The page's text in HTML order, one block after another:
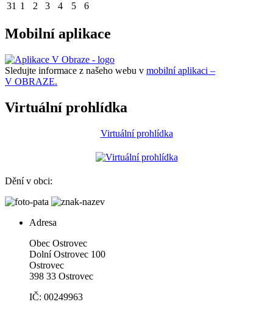
31 1 2 3 4 5 6
Mobilní aplikace
Sledujte informace z našeho webu v mobilní aplikaci –
V OBRAZE.
Virtuální prohlídka
Virtuální prohlídka
Dění v obci:
Adresa
Obec Ostrovec
Dolní Ostrovec 100
Ostrovec
398 33 Ostrovec
IČ: 00249963